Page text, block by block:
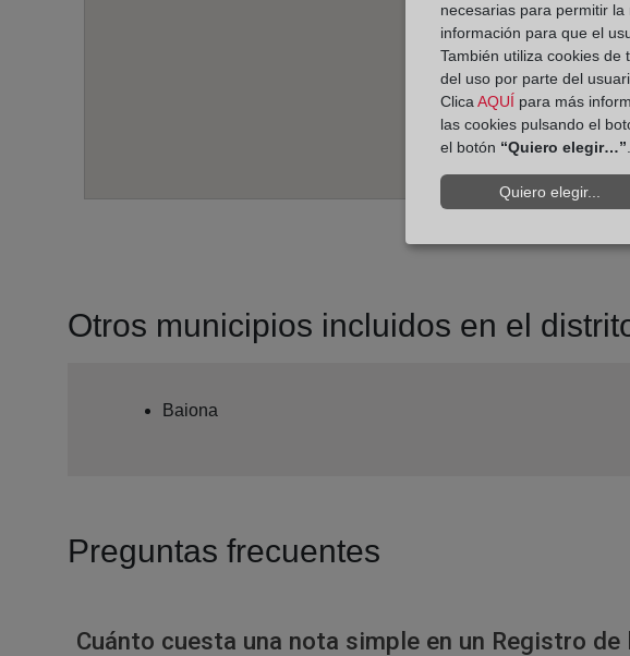
Otros municipios incluidos en el
Baiona
Preguntas frecuentes
Cuánto cuesta una nota simple en un Registro de
necesarias para permitir
información para que el
También utiliza cookies
del uso por parte del
ClicaAQUÍ para más
las cookies pulsando el
el botón “Quiero elegir…”.
Quiero elegir...